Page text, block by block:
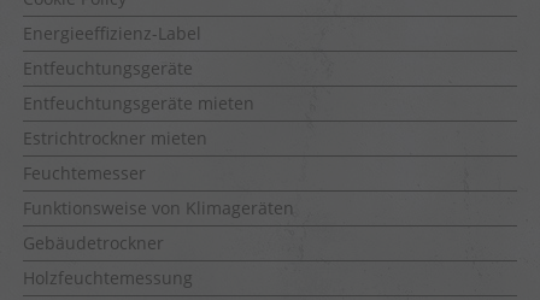
Energieeffizienz-Label
Entfeuchtungsgeräte
Entfeuchtungsgeräte mieten
Estrichtrockner mieten
Feuchtemesser
Funktionsweise von Klimageräten
Gebäudetrockner
Holzfeuchtemessung